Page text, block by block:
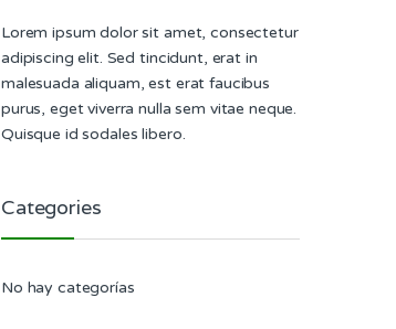
Lorem ipsum dolor sit amet, consectetur
adipiscing elit. Sed tincidunt, erat in
malesuada aliquam, est erat faucibus
purus, eget viverra nulla sem vitae neque.
Quisque id sodales libero.
Categories
No hay categorías